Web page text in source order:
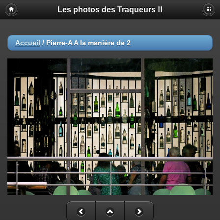
Les photos des Traqueurs !!
Accueil / Pierre-A A la manière de 2